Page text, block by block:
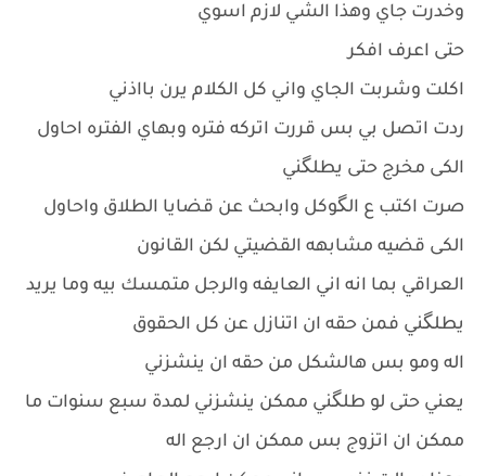
وخدرت جاي وهذا الشي لازم اسوي
حتى اعرف افكر
اكلت وشربت الجاي واني كل الكلام يرن بااذني
ردت اتصل بي بس قررت اتركه فتره وبهاي الفتره احاول
الكى مخرج حتى يطلگني
صرت اكتب ع الگوكل وابحث عن قضايا الطلاق واحاول
الكى قضيه مشابهه القضيتي لكن القانون
العراقي بما انه اني العايفه والرجل متمسك بيه وما يريد
يطلگني فمن حقه ان اتنازل عن كل الحقوق
اله ومو بس هالشكل من حقه ان ينشزني
يعني حتى لو طلگني ممكن ينشزني لمدة سبع سنوات ما
ممكن ان اتزوج بس ممكن ان ارجع اله